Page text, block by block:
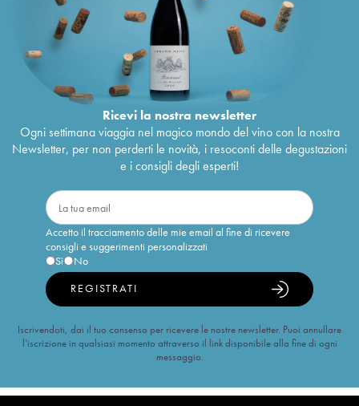
Ricevi la nostra newsletter
Ogni settimana viaggia nel magico mondo del vino con la nostra
Newsletter, per non perderti le novità, i resoconti delle degustazioni
e i consigli degli esperti!
Accetto il tracciamento delle mie email al fine di ricevere
consigli e suggerimenti personalizzati
Sì
No
REGISTRATI
Iscrivendoti, dai il tuo consenso per ricevere le nostre newsletter. Puoi annullare
l’iscrizione in qualsiasi momento attraverso il link disponibile alla fine di ogni
messaggio.